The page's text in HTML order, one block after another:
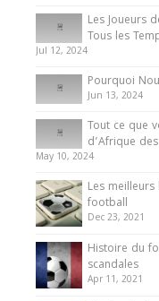
Les Joueurs
Tous les
Jul 12, 2024
Pourquoi
Jun 13, 2024
Tout ce que
d’Afrique
May 10, 2024
Les
football
Dec 23, 2021
Histoire du
scandales
Apr 11, 2021